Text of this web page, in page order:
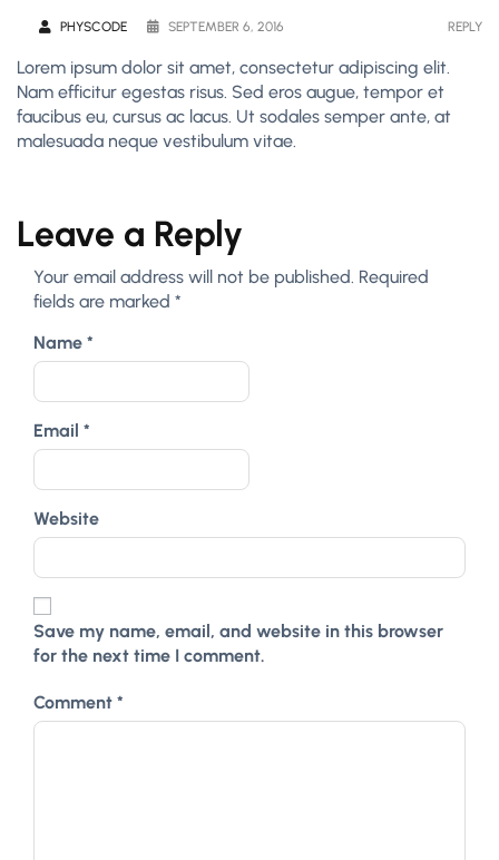
PHYSCODE SEPTEMBER 6, 2016 REPLY
Lorem ipsum dolor sit amet, consectetur adipiscing elit.
Nam efficitur egestas risus. Sed eros augue, tempor et
faucibus eu, cursus ac lacus. Ut sodales semper ante, at
malesuada neque vestibulum vitae.
Leave a Reply
Your email address will not be published. Required
fields are marked *
Name *
Email *
Website
Save my name, email, and website in this browser
for the next time I comment.
Comment *